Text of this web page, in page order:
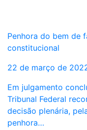
Penhora do bem de
constitucional
22 de março de
Em julgamento
Tribunal Federal
decisão plenária,
penhora…